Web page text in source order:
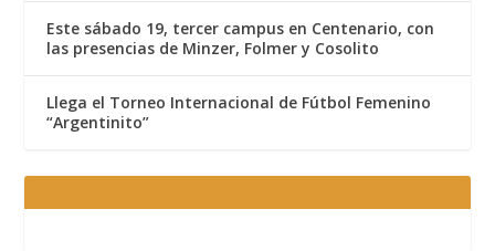
Este sábado 19, tercer campus en Centenario, con
las presencias de Minzer, Folmer y Cosolito
Llega el Torneo Internacional de Fútbol Femenino
“Argentinito”